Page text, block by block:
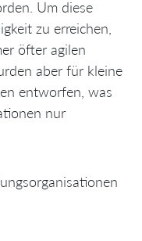
Um diese
zu erreichen,
öfter agilen
aber für kleine
entworfen, was
nur